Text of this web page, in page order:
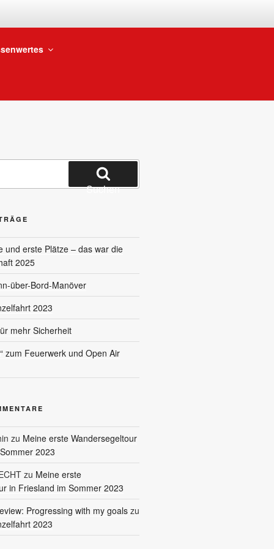
Suchen
und erste Plätze – das war die
2025
über-Bord-Manöver
2023
mehr Sicherheit
zum Feuerwerk und Open Air
zu Meine erste Wandersegeltour
2023
zu Meine erste
in Friesland im Sommer 2023
Progressing with my goalszu
2023